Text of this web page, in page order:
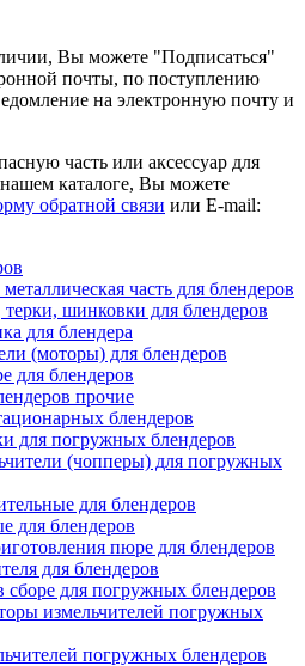
Вы можете "Подписаться"
почты, по поступлению
на электронную почту и
часть или аксессуар для
каталоге, Вы можете
обратной связи или E-mail:
часть для блендеров
шинковки для блендеров
для блендера
(моторы) для блендеров
для блендеров
прочие
блендеров
для погружных блендеров
(чопперы) для погружных
для блендеров
для блендеров
пюре для блендеров
для блендеров
сборе для погружных блендеров
измельчителей погружных
погружных блендеров